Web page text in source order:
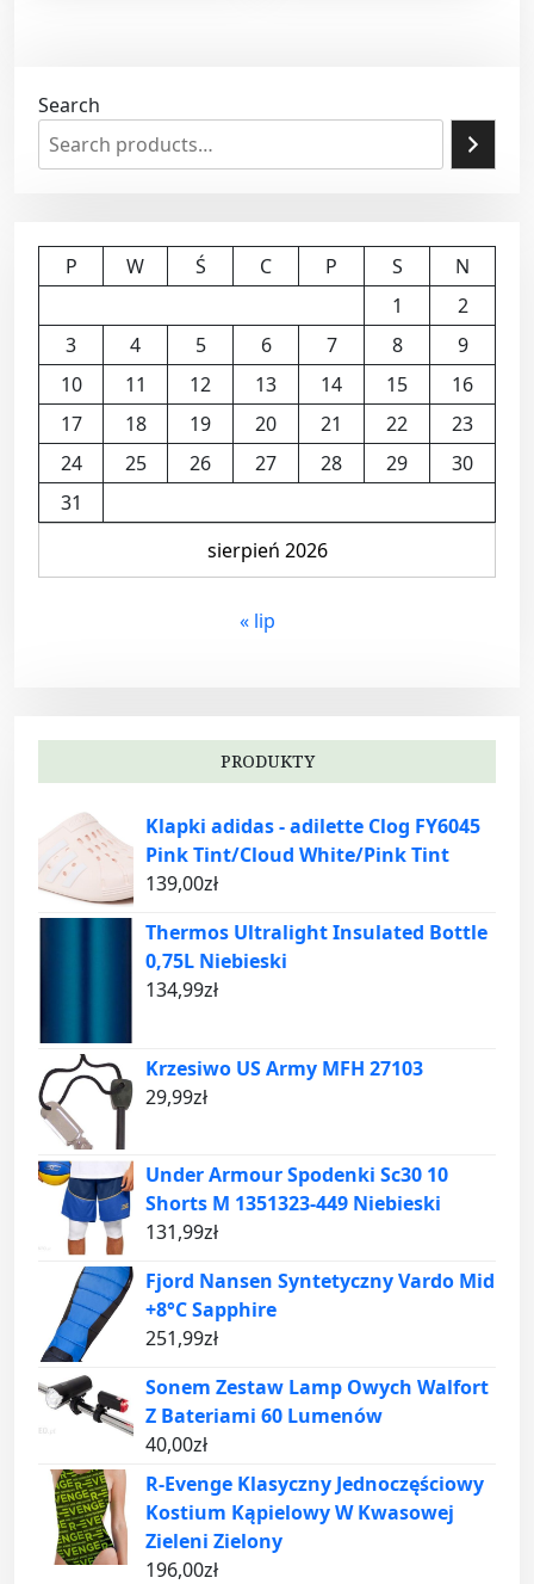
Search
sierpień 2026
P W Ś C P S
N
1
2
3
4 5 6 7 8
9
10
11 12 13 14 15
16
17
18 19 20 21 22
23
24
25 26 27 28 29
30
31
« lip
PRODUKTY
Klapki adidas - adilette Clog FY6045
Pink Tint/Cloud White/Pink Tint
139,00zł
Thermos Ultralight Insulated Bottle
0,75L Niebieski
134,99zł
Krzesiwo US Army MFH 27103
29,99zł
Under Armour Spodenki Sc30 10
Shorts M 1351323-449 Niebieski
131,99zł
Fjord Nansen Syntetyczny Vardo Mid
+8°C Sapphire
251,99zł
Sonem Zestaw Lamp Owych Walfort
Z Bateriami 60 Lumenów
40,00zł
R-Evenge Klasyczny Jednoczęściowy
Kostium Kąpielowy W Kwasowej
Zieleni Zielony
196,00zł